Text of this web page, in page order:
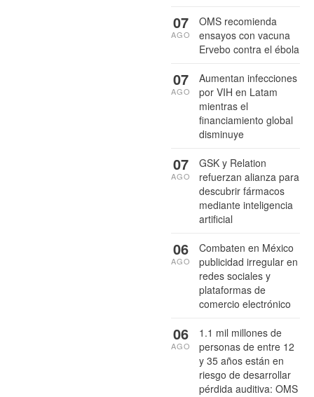
OMS recomienda
ensayos con vacuna
Ervebo contra el ébola
07
AGO
Aumentan infecciones
por VIH en Latam
mientras el
financiamiento global
disminuye
07
AGO
GSK y Relation
refuerzan alianza para
descubrir fármacos
mediante inteligencia
artificial
07
AGO
Combaten en México
publicidad irregular en
redes sociales y
plataformas de
comercio electrónico
06
AGO
1.1 mil millones de
personas de entre 12
y 35 años están en
riesgo de desarrollar
pérdida auditiva: OMS
06
AGO